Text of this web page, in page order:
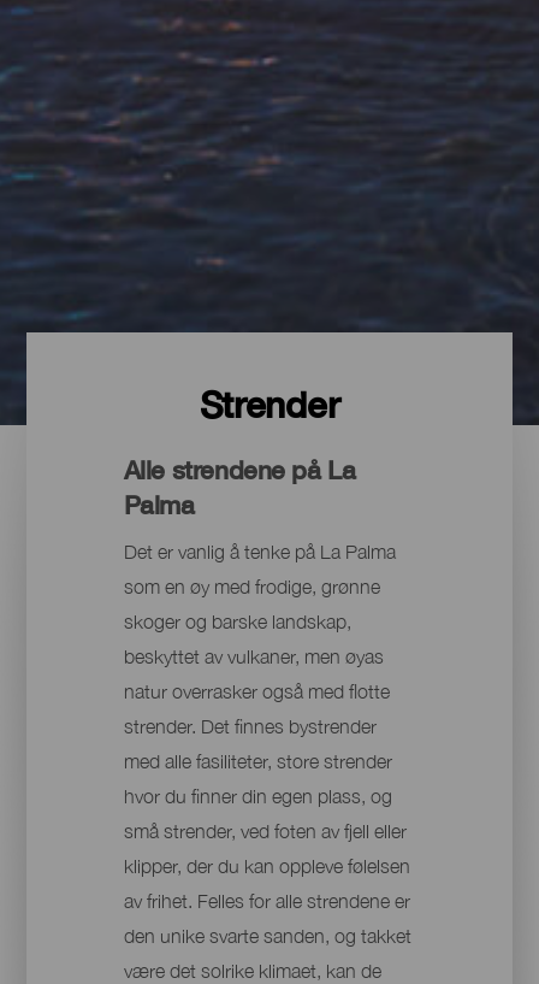
Strender
Alle strendene på La
Palma
Det er vanlig å tenke på La Palma
som en øy med frodige, grønne
skoger og barske landskap,
beskyttet av vulkaner, men øyas
natur overrasker også med flotte
strender. Det finnes bystrender
med alle fasiliteter, store strender
hvor du finner din egen plass, og
små strender, ved foten av fjell eller
klipper, der du kan oppleve følelsen
av frihet. Felles for alle strendene er
den unike svarte sanden, og takket
være det solrike klimaet, kan de